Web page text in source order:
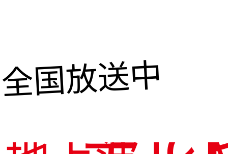
全国放送中